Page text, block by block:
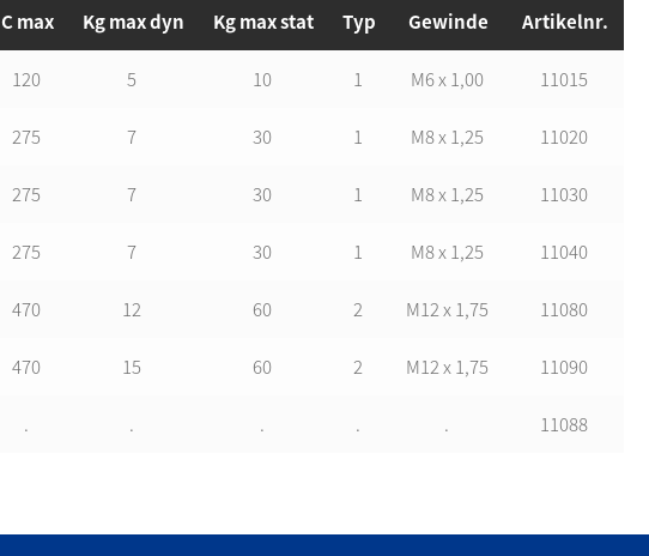
C max Kg max dyn Kg max stat Typ Gewinde Artikelnr.
120 5 10 1 M6 x 1,00 11015
275 7 30 1 M8 x 1,25 11020
275 7 30 1 M8 x 1,25 11030
275 7 30 1 M8 x 1,25 11040
470 12 60 2 M12 x 1,75 11080
470 15 60 2 M12 x 1,75 11090
. . . . . 11088